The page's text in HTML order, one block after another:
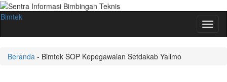
Bimtek
Beranda - Bimtek SOP Kepegawaian Setdakab Yalimo